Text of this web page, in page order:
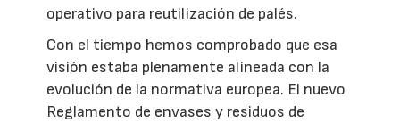
operativo para reutilización de palés.
Con el tiempo hemos comprobado que esa
visión estaba plenamente alineada con la
evolución de la normativa europea. El nuevo
Reglamento de envases y residuos de